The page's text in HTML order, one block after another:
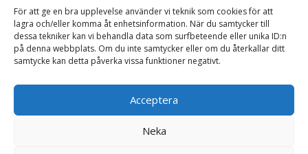
För att ge en bra upplevelse använder vi teknik som cookies för att
lagra och/eller komma åt enhetsinformation. När du samtycker till
dessa tekniker kan vi behandla data som surfbeteende eller unika ID:n
på denna webbplats. Om du inte samtycker eller om du återkallar ditt
samtycke kan detta påverka vissa funktioner negativt.
Acceptera
Neka
Recensioner
Det finns inga recensioner än.
Bli först med att recensera ”Sur Patron
(hård karamell), 10st”
Din e-postadress kommer inte publiceras. Obligatoriska fält